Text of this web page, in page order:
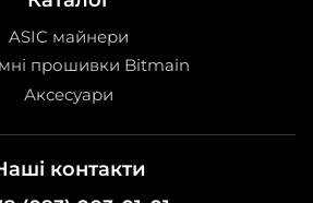
ASIC майнери
прошивки Bitmain
Аксесуари
контакти